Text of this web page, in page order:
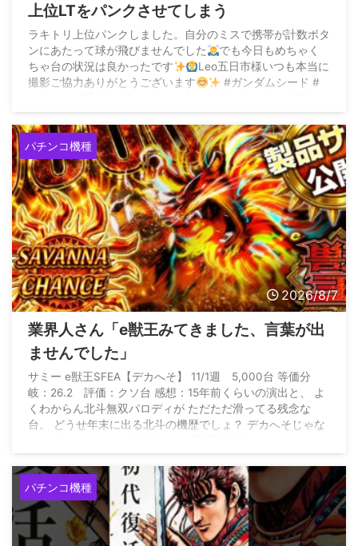
上位LTをパンクさせてしまう
ラキトリ上位パンクしました。自分のミスで携帯が計数ボタ
ンにあたって球が飛びませんでした
でも今日もめちゃく
ちゃ台の状況は良かったです
Leo五日市様いつも本当に
撮影ご協力ありがとうございます
#ガンダムシード #
パチンコ機種
2026/8/7
業界人さん「e獣王みてきました、言葉が出
ませんでした」
サミー e獣王SFEA【デカへそ】 11/1週 5,000台 等価分
岐：26.2 評価：クソ台 感想：15年前くらいの演出と、 よ
くわからん北斗無双パロディが ただただ滑ってる残念な
台。 どうせ年末に出る北斗の機歴でしょ？ デカへそじゃな
パチンコ機種